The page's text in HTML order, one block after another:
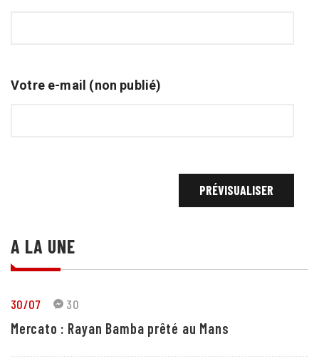
Votre e-mail (non publié)
A LA UNE
30/07 30
Mercato : Rayan Bamba prêté au Mans